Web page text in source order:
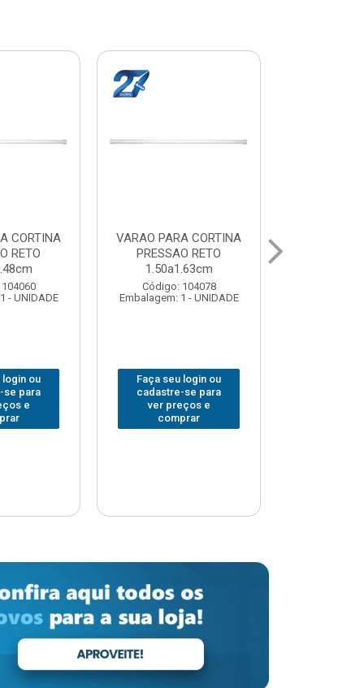
CORTINA
RETO
- UNIDADE
login ou
se para
e
VARAL PARA TETO
MAXEB ACO 1.40m
Código: 104086
Embalagem: 1 - UNIDADE
Faça seu login ou
cadastre-se para
ver preços e
comprar